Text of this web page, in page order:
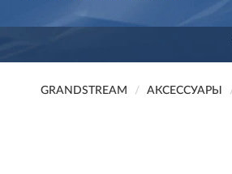
GRANDSTREAM АКСЕССУАРЫ